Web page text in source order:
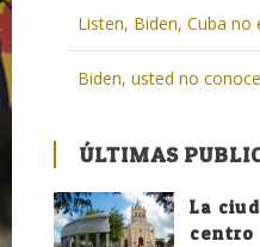
Listen, Biden, Cuba no
Biden, usted no
ÚLTIMAS
La
centro